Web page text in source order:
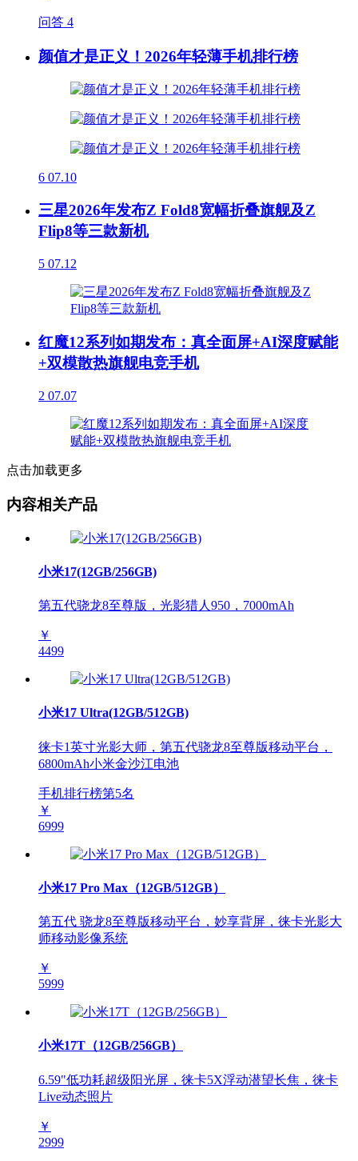
问答 4
颜值才是正义！2026年轻薄手机排行榜
6 07.10
三星2026年发布Z Fold8宽幅折叠旗舰及Z
Flip8等三款新机
5 07.12
红魔12系列如期发布：真全面屏+AI深度赋能
+双模散热旗舰电竞手机
2 07.07
点击加载更多
内容相关产品
小米17(12GB/256GB)
第五代骁龙8至尊版，光影猎人950，7000mAh
￥
4499
小米17 Ultra(12GB/512GB)
徕卡1英寸光影大师，第五代骁龙8至尊版移动平台，
6800mAh小米金沙江电池
手机排行榜第5名
￥
6999
小米17 Pro Max（12GB/512GB）
第五代 骁龙8至尊版移动平台，妙享背屏，徕卡光影大
师移动影像系统
￥
5999
小米17T（12GB/256GB）
6.59"低功耗超级阳光屏，徕卡5X浮动潜望长焦，徕卡
Live动态照片
￥
2999